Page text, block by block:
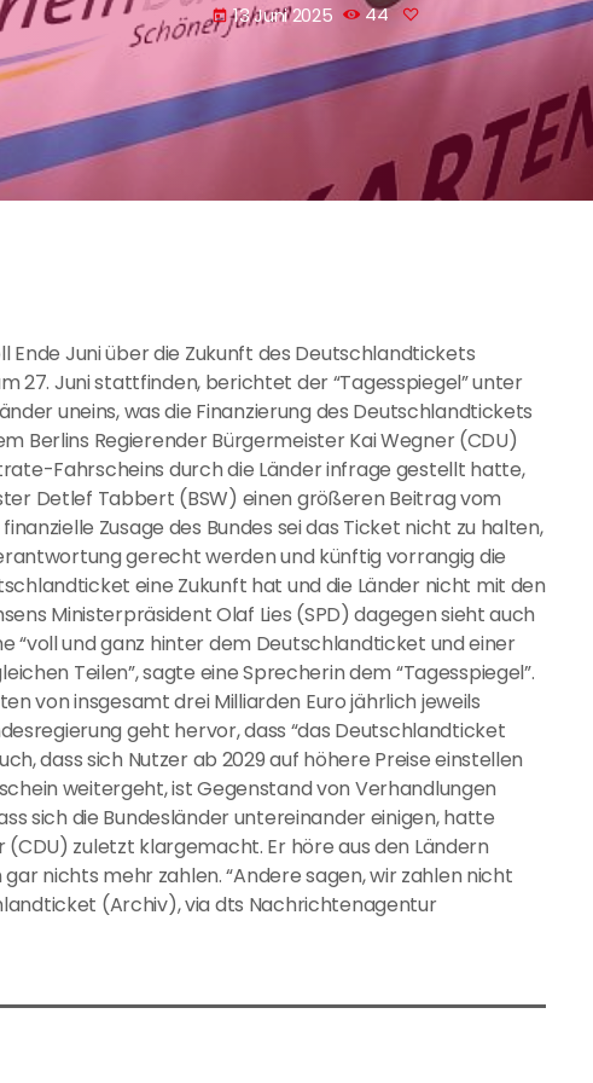
today 13 Juni 2025 44
Juni über die Zukunft des Deutschlandtickets
27. Juni stattfinden, berichtet der “Tagesspiegel” unter
uneins, was die Finanzierung des Deutschlandtickets
Berlins Regierender Bürgermeister Kai Wegner (CDU)
Fahrscheins durch die Länder infrage gestellt hatte,
Detlef Tabbert (BSW) einen größeren Beitrag vom
Zusage des Bundes sei das Ticket nicht zu halten,
gerecht werden und künftig vorrangig die
eine Zukunft hat und die Länder nicht mit den
Ministerpräsident Olaf Lies (SPD) dagegen sieht auch
“voll und ganz hinter dem Deutschlandticket und einer
Teilen”, sagte eine Sprecherin dem “Tagesspiegel”.
von insgesamt drei Milliarden Euro jährlich jeweils
geht hervor, dass “das Deutschlandticket
dass sich Nutzer ab 2029 auf höhere Preise einstellen
weitergeht, ist Gegenstand von Verhandlungen
sich die Bundesländer untereinander einigen, hatte
zuletzt klargemacht. Er höre aus den Ländern
nichts mehr zahlen. “Andere sagen, wir zahlen nicht
(Archiv), via dts Nachrichtenagentur